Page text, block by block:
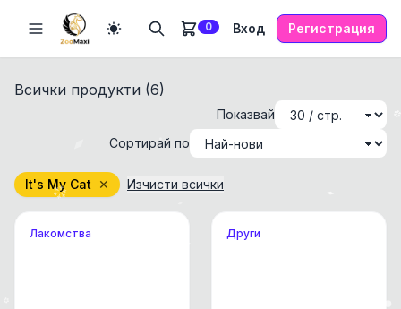
0 Вход Регистрация
Всички продукти (6)
Показвай
Сортирай по
It's My Cat ✕ Изчисти всички
Лакомства Други